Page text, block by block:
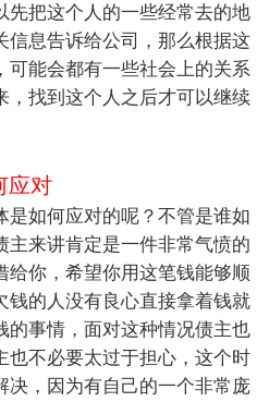
先把这个人的一些经常去的地
信息告诉给公司，那么根据这
可能会都有一些社会上的关系
，找到这个人之后才可以继续
应对
是如何应对的呢？不管是谁如
主来讲肯定是一件非常气愤的
给你，希望你用这笔钱能够顺
钱的人没有良心直接拿着钱就
的事情，面对这种情况债主也
也不必要太过于担心，这个时
决，因为有自己的一个非常庞